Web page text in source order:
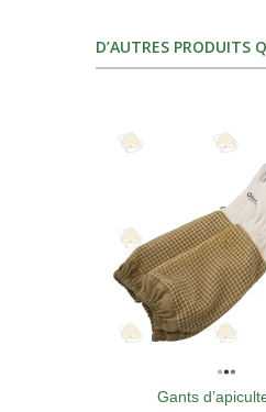
D’AUTRES PRODUITS
Gants